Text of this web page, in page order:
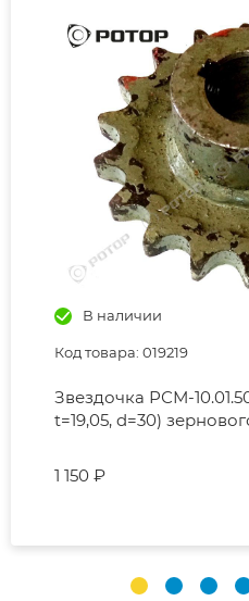
В наличии
Код товара: 019219
Звездочка РСМ-
t=19,05, d=30)
1 150 ₽